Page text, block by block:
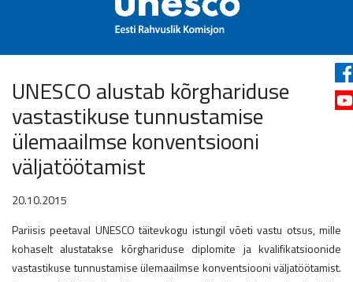
UNESCO alustab kõrghariduse
vastastikuse tunnustamise
ülemaailmse konventsiooni
väljatöötamist
20.10.2015
Pariisis peetaval UNESCO täitevkogu istungil võeti vastu otsus, mille
kohaselt alustatakse kõrghariduse diplomite ja kvalifikatsioonide
vastastikuse tunnustamise ülemaailmse konventsiooni väljatöötamist.